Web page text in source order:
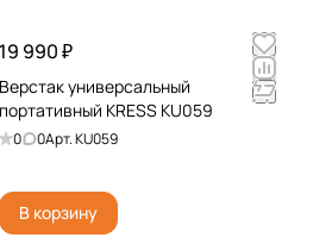
19 990 ₽
Верстак универсальный
портативный KRESS KU059
0 0Арт.KU059
В корзину